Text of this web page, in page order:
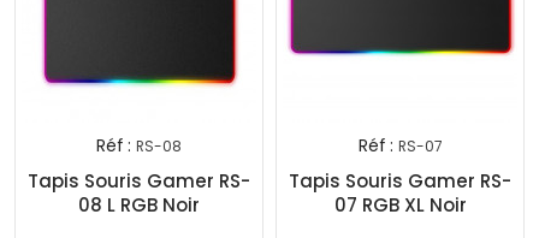
Réf : RS-08
Tapis Souris Gamer RS-
08 L RGB Noir
Réf : RS-07
Tapis Souris Gamer RS-
07 RGB XL Noir